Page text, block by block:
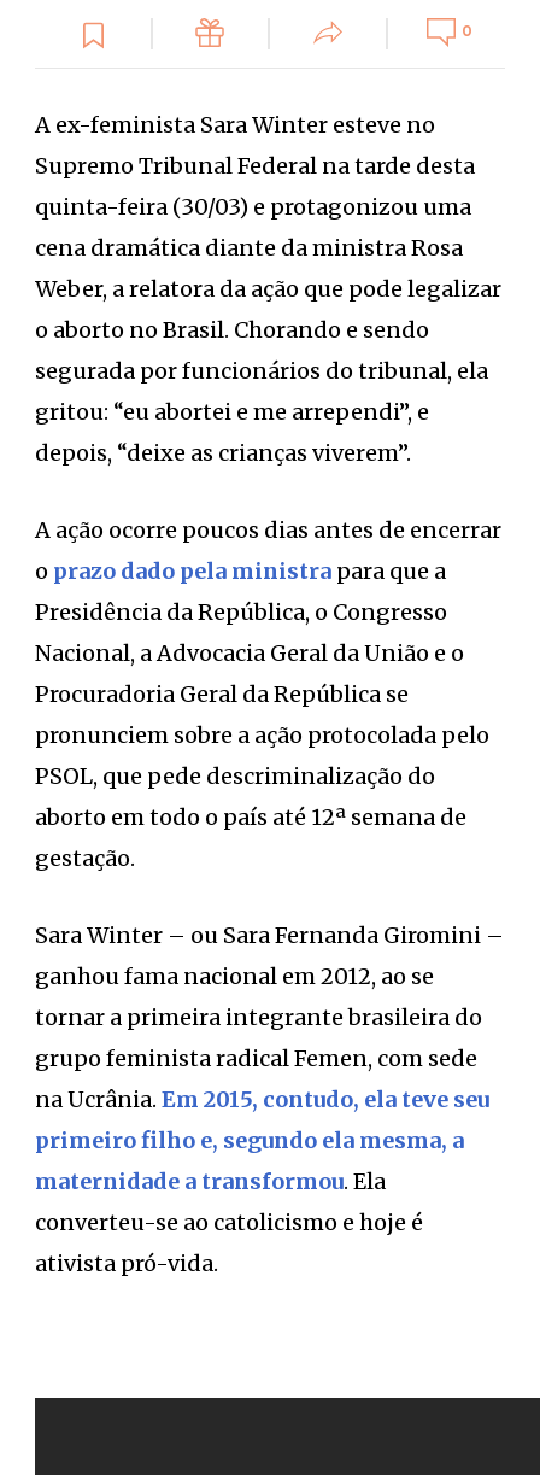
0
A ex-feminista Sara Winter esteve no
Supremo Tribunal Federal na tarde desta
quinta-feira (30/03) e protagonizou uma
cena dramática diante da ministra Rosa
Weber, a relatora da ação que pode legalizar
o aborto no Brasil. Chorando e sendo
segurada por funcionários do tribunal, ela
gritou: “eu abortei e me arrependi”, e
depois, “deixe as crianças viverem”.
A ação ocorre poucos dias antes de encerrar
o prazo dado pela ministra para que a
Presidência da República, o Congresso
Nacional, a Advocacia Geral da União e o
Procuradoria Geral da República se
pronunciem sobre a ação protocolada pelo
PSOL, que pede descriminalização do
aborto em todo o país até 12ª semana de
gestação.
Sara Winter – ou Sara Fernanda Giromini –
ganhou fama nacional em 2012, ao se
tornar a primeira integrante brasileira do
grupo feminista radical Femen, com sede
na Ucrânia. Em 2015, contudo, ela teve seu
primeiro filho e, segundo ela mesma, a
maternidade a transformou. Ela
converteu-se ao catolicismo e hoje é
ativista pró-vida.